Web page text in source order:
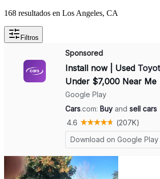
168 resultados en Los Angeles, CA
Filtros